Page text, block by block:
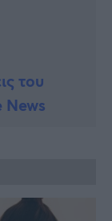
του